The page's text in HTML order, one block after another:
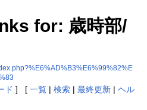
for: 歳時部/
ド ] [ 一覧| 検索| 最終更新| ヘル